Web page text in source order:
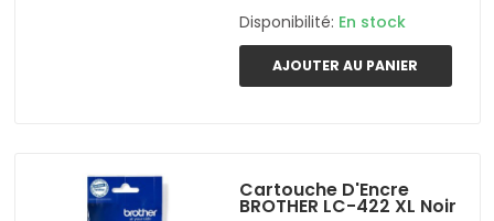
Disponibilité: En stock
AJOUTER AU PANIER
Cartouche D'Encre
BROTHER LC-422 XL Noir